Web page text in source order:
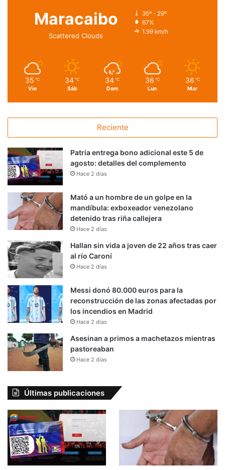
Maracaibo
Scattered Clouds
35º - 29º
67%
1.99 km/h
35 ℃
Vie
34 ℃
Sáb
34 ℃
Dom
36 ℃
Lun
36 ℃
Mar
Reciente
Patria entrega bono adicional este 5 de
agosto: detalles del complemento
Hace 2 días
Mató a un hombre de un golpe en la
mandíbula: exboxeador venezolano
detenido tras riña callejera
Hace 2 días
Hallan sin vida a joven de 22 años tras caer
al río Caroní
Hace 2 días
Messi donó 80.000 euros para la
reconstrucción de las zonas afectadas por
los incendios en Madrid
Hace 2 días
Asesinan a primos a machetazos mientras
pastoreaban
Hace 2 días
Últimas publicaciones